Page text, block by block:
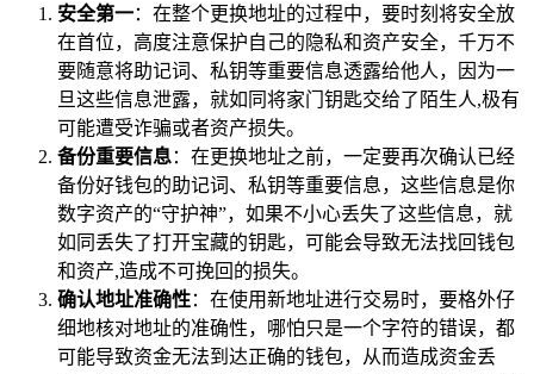
安全第一：在整个更换地址的过程中，要时刻将安全放
在首位，高度注意保护自己的隐私和资产安全，千万不
要随意将助记词、私钥等重要信息透露给他人，因为一
旦这些信息泄露，就如同将家门钥匙交给了陌生人,极有
可能遭受诈骗或者资产损失。
备份重要信息：在更换地址之前，一定要再次确认已经
备份好钱包的助记词、私钥等重要信息，这些信息是你
数字资产的“守护神”，如果不小心丢失了这些信息，就
如同丢失了打开宝藏的钥匙，可能会导致无法找回钱包
和资产,造成不可挽回的损失。
确认地址准确性：在使用新地址进行交易时，要格外仔
细地核对地址的准确性，哪怕只是一个字符的错误，都
可能导致资金无法到达正确的钱包，从而造成资金丢